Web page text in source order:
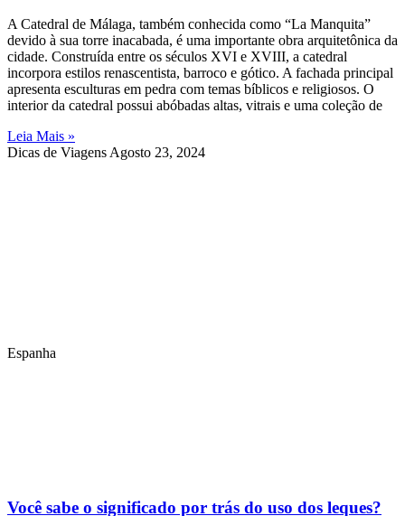
A Catedral de Málaga, também conhecida como “La Manquita”
devido à sua torre inacabada, é uma importante obra arquitetônica da
cidade. Construída entre os séculos XVI e XVIII, a catedral
incorpora estilos renascentista, barroco e gótico. A fachada principal
apresenta esculturas em pedra com temas bíblicos e religiosos. O
interior da catedral possui abóbadas altas, vitrais e uma coleção de
Leia Mais »
Dicas de Viagens Agosto 23, 2024
Espanha
Você sabe o significado por trás do uso dos leques?